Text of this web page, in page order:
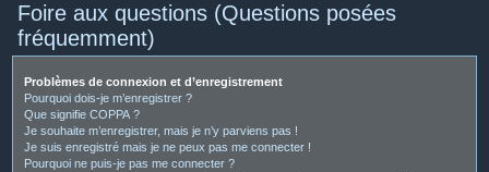
Foire aux questions (Questions posées
fréquemment)
Problèmes de connexion et d’enregistrement
Pourquoi dois-je m’enregistrer ?
Que signifie COPPA ?
Je souhaite m’enregistrer, mais je n’y parviens pas !
Je suis enregistré mais je ne peux pas me connecter !
Pourquoi ne puis-je pas me connecter ?